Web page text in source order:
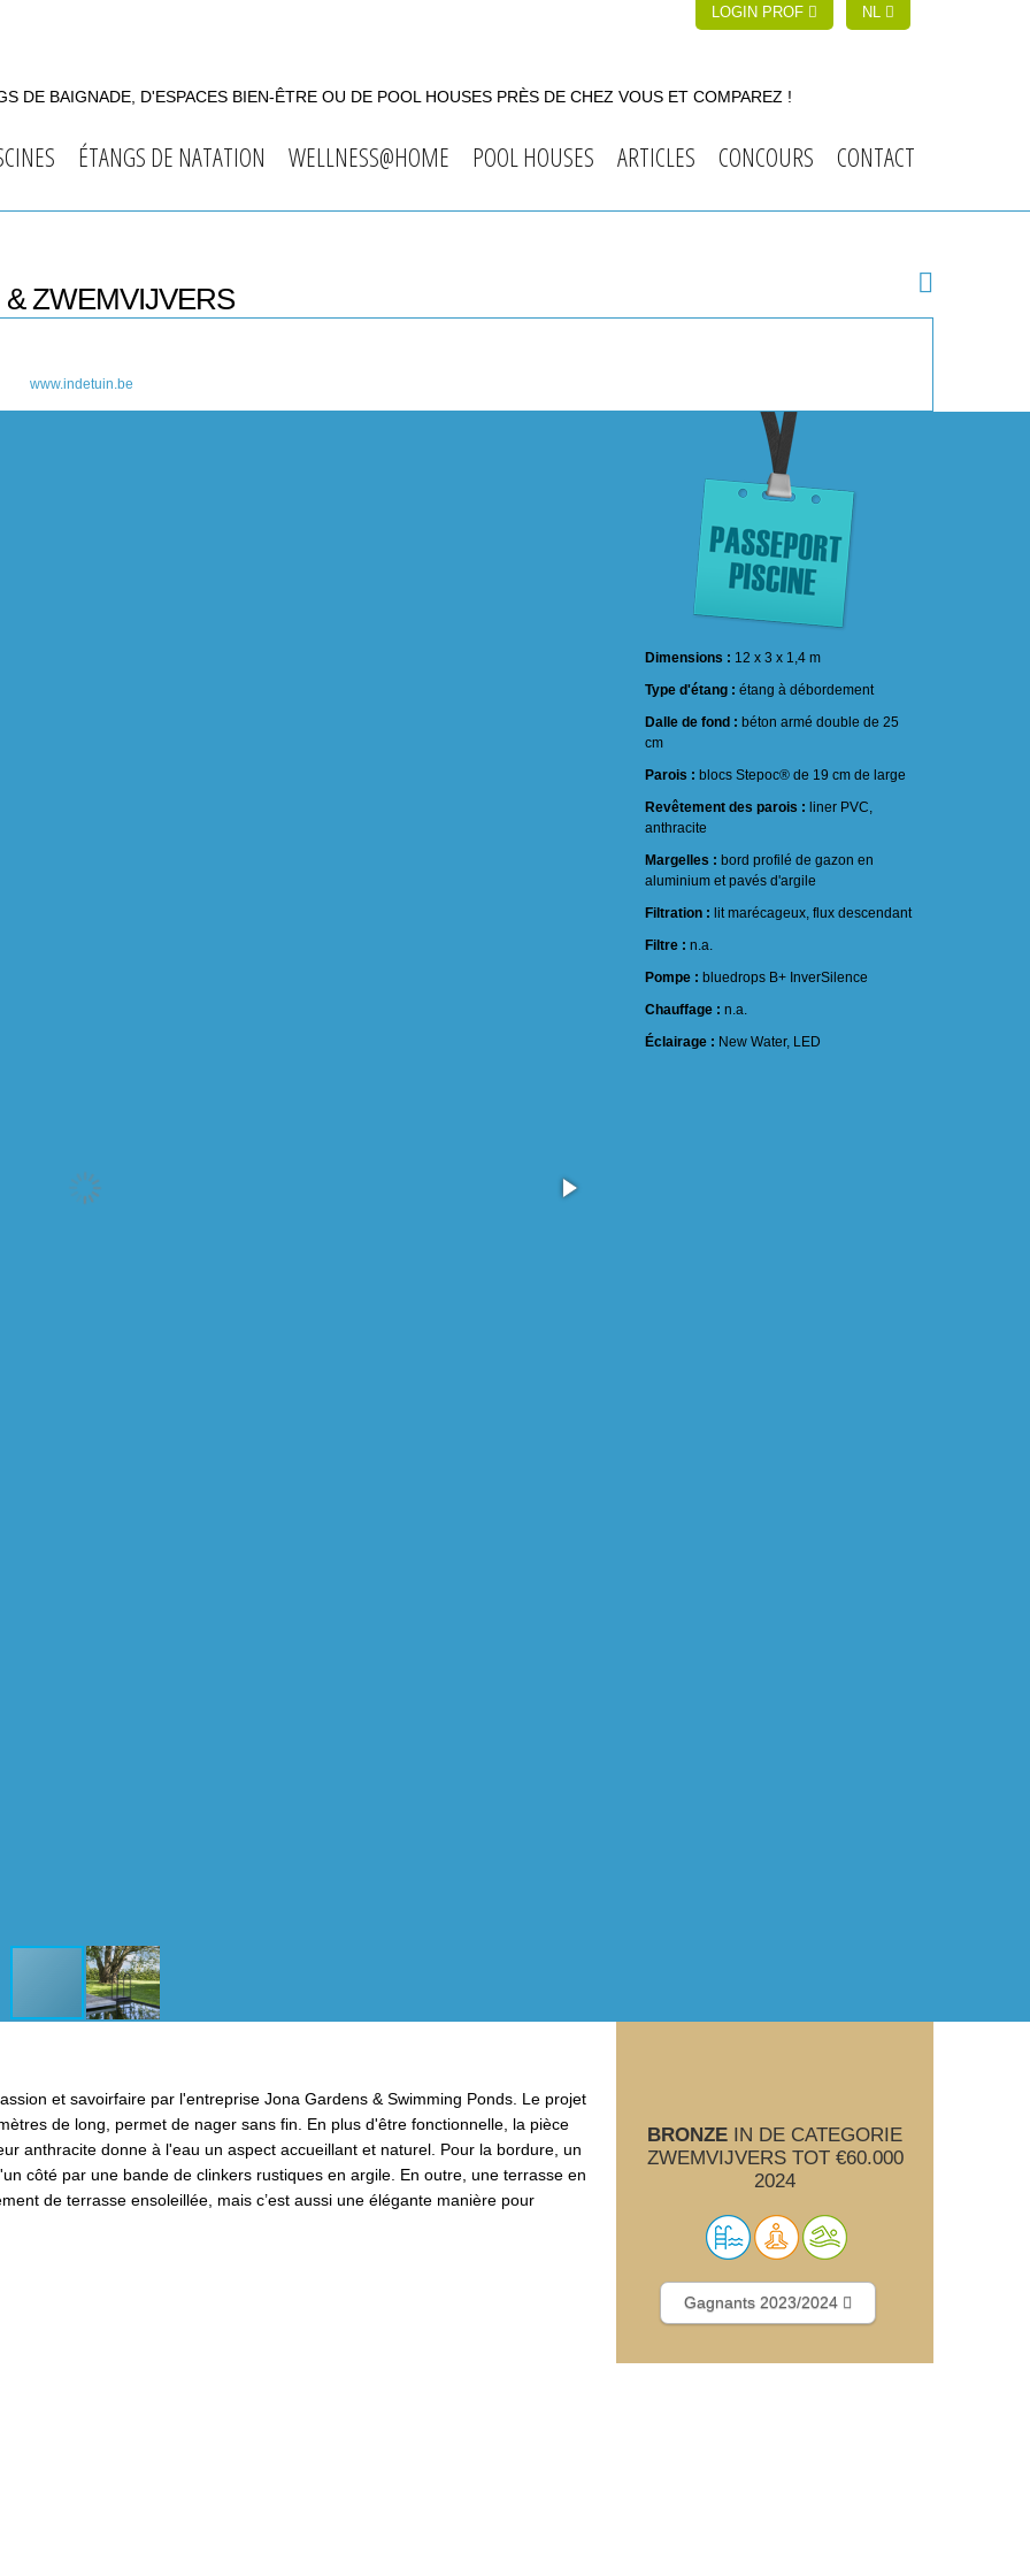
LOGIN PROF NL
DE BAIGNADE, D'ESPACES BIEN-ÊTRE OU DE POOL HOUSES PRÈS DE CHEZ VOUS ET COMPAREZ !
ÉTANGS DE NATATION WELLNESS@HOME POOL HOUSES ARTICLES CONCOURS CONTACT
ZWEMVIJVERS
www.indetuin.be
Dimensions : 12 x 3 x 1,4 m
Type d'étang : étang à débordement
Dalle de fond : béton armé double de 25
cm
Parois : blocs Stepoc® de 19 cm de large
Revêtement des parois : liner PVC,
anthracite
Margelles : bord profilé de gazon en
aluminium et pavés d'argile
Filtration : lit marécageux, flux descendant
Filtre : n.a.
Pompe : bluedrops B+ InverSilence
Chauffage : n.a.
Éclairage : New Water, LED
et savoirfaire par l'entreprise Jona Gardens & Swimming Ponds. Le projet
de long, permet de nager sans fin. En plus d'être fonctionnelle, la pièce
anthracite donne à l'eau un aspect accueillant et naturel. Pour la bordure, un
côté par une bande de clinkers rustiques en argile. En outre, une terrasse en
de terrasse ensoleillée, mais c’est aussi une élégante manière pour
BRONZE IN DE CATEGORIE
ZWEMVIJVERS TOT €60.000
2024
Gagnants 2023/2024